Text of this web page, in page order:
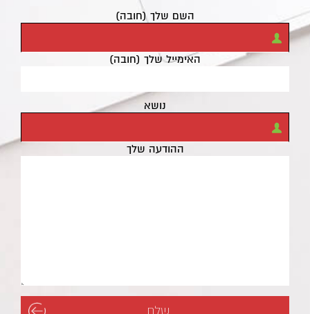
השם שלך (חובה)
האימייל שלך (חובה)
נושא
ההודעה שלך